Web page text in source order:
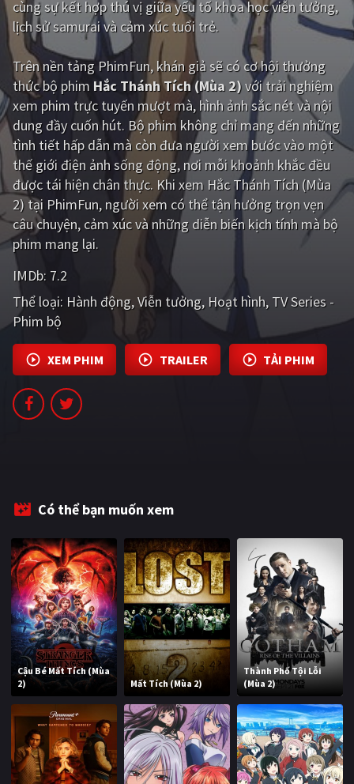
Giật gân Gia đình
Bí ẩn Lịch sử
Viễn Tây Tiểu sử
GameShow DramaTV
QUỐC GIA
Âu - Mỹ Trung Quốc - Hồng Kông
Hàn Quốc Nhật Bản
Tổng hợp
CẬP NHẬT
PHIM MỚI
PHIM BỘ
cùng sự kết hợp thú vị giữa yếu tố khoa học viễn tưởng,
lịch sử samurai và cảm xúc tuổi trẻ.
Trên nền tảng PhimFun, khán giả sẽ có cơ hội thưởng
thức bộ phim Hắc Thánh Tích (Mùa 2)với trải nghiệm
xem phim trực tuyến mượt mà, hình ảnh sắc nét và nội
dung đầy cuốn hút. Bộ phim không chỉ mang đến những
tình tiết hấp dẫn mà còn đưa người xem bước vào một
thế giới điện ảnh sống động, nơi mỗi khoảnh khắc đều
được tái hiện chân thực. Khi xem Hắc Thánh Tích (Mùa
2) tại PhimFun, người xem có thể tận hưởng trọn vẹn
câu chuyện, cảm xúc và những diễn biến kịch tính mà bộ
phim mang lại.
IMDb: 7.2
Thể loại: Hành động Viễn tưởng Hoạt hình TV Series -
Phim bộ
XEM PHIM TRAILER TẢI PHIM
Có thể bạn muốn xem
Cậu Bé Mất Tích (Mùa
2)
Mất Tích (Mùa 2)
Thành Phố Tội Lỗi
(Mùa 2)